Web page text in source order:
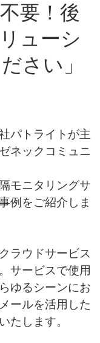
要！後
ューシ
さい」
パトライトが主
ネックコミュニ
モニタリングサ
例をご紹介しま
ラウドサービス
サービスで使用
ゆるシーンにお
ールを活用した
たします。